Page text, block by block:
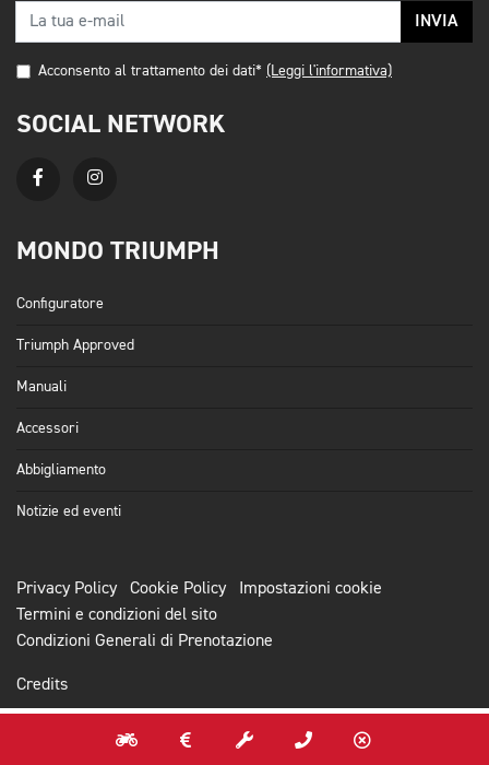
INVIA
Acconsento al trattamento dei dati* (Leggi l'informativa)
SOCIAL NETWORK
MONDO TRIUMPH
Configuratore
Triumph Approved
Manuali
Accessori
Abbigliamento
Notizie ed eventi
Privacy Policy Cookie Policy
Impostazioni cookie
Termini e condizioni del sito
Condizioni Generali di Prenotazione
Credits